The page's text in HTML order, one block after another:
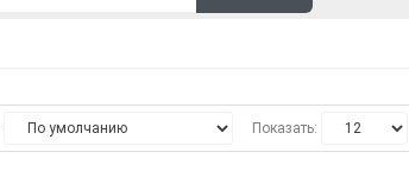
Показать: